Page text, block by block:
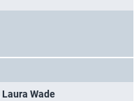
Laura Wade